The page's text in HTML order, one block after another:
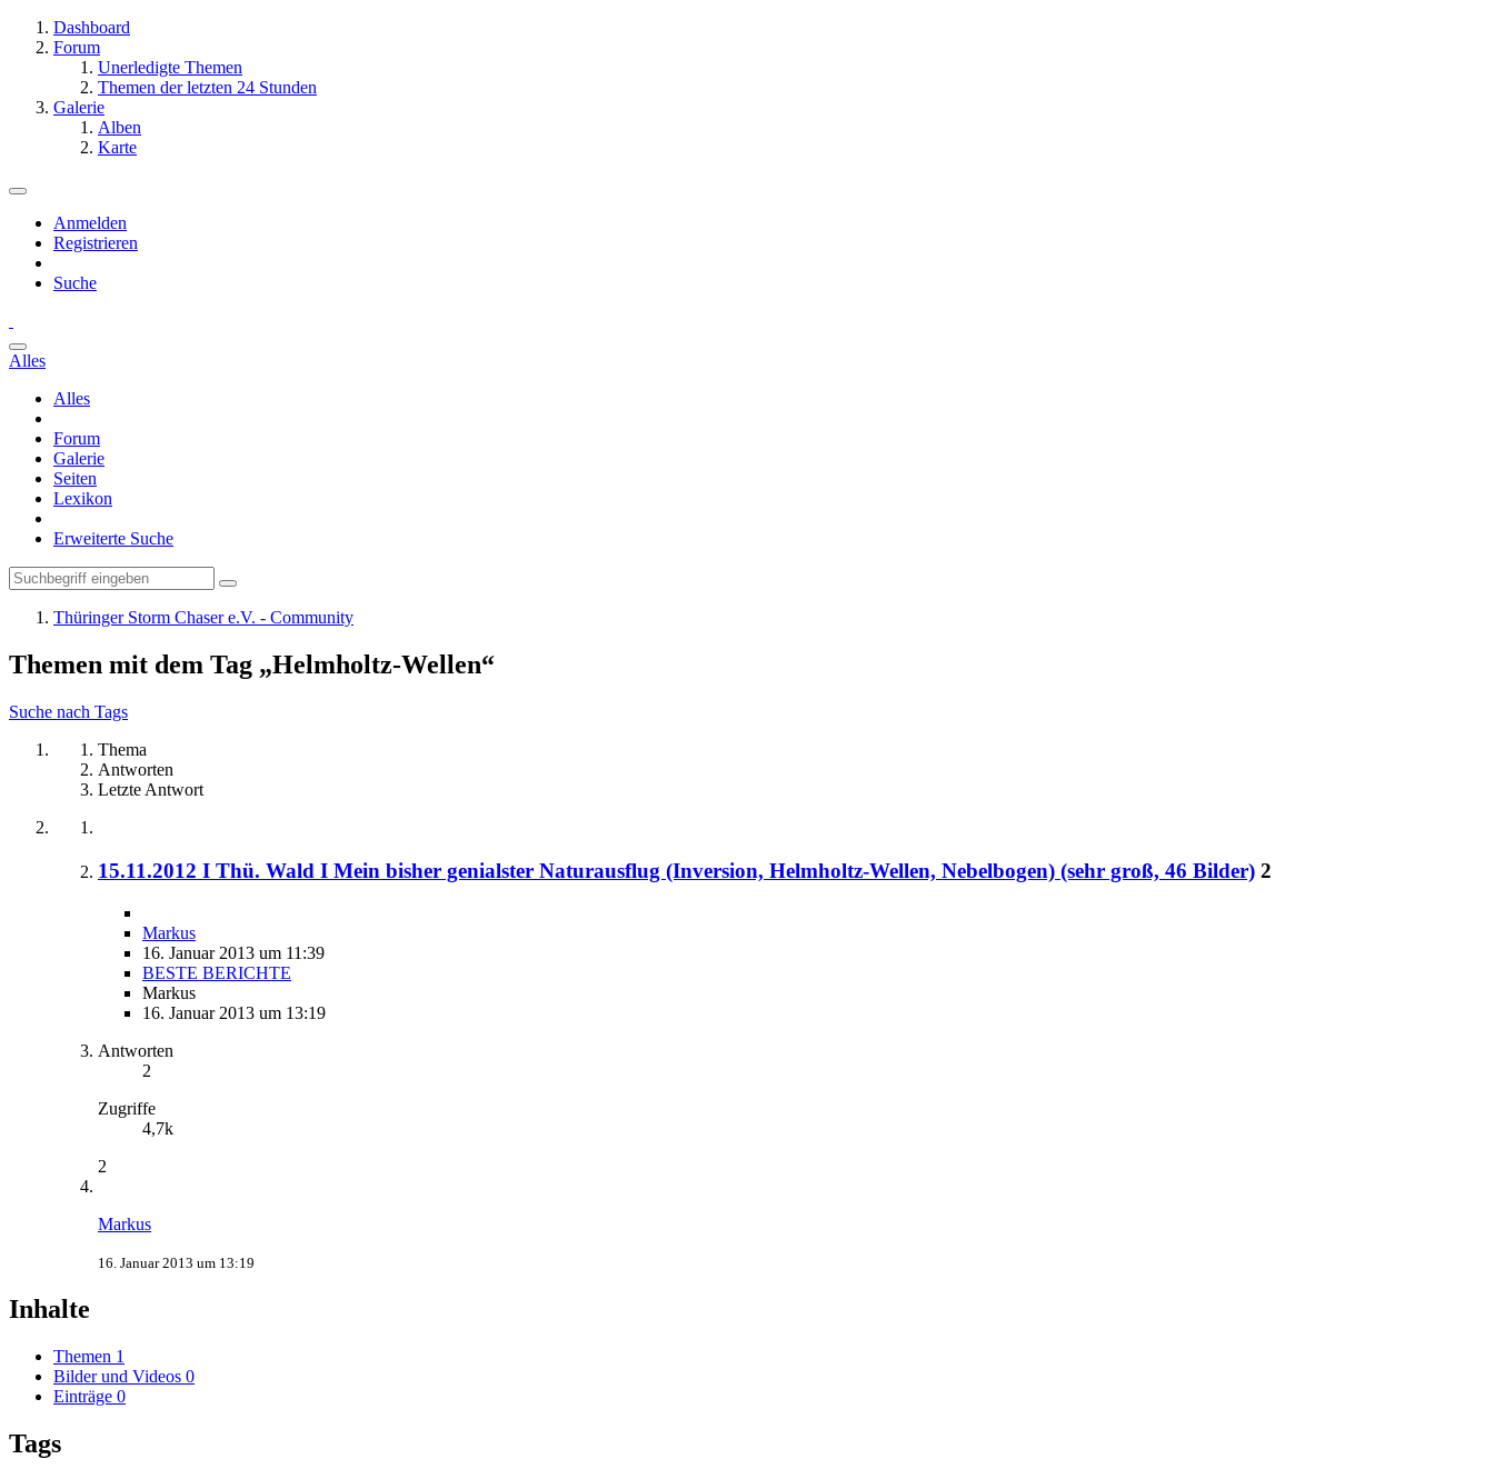
Dashboard
Forum
Unerledigte Themen
Themen der letzten 24 Stunden
Galerie
Alben
Karte
Anmelden
Registrieren
Suche
Alles
Alles
Forum
Galerie
Seiten
Lexikon
Erweiterte Suche
Thüringer Storm Chaser e.V. - Community
Themen mit dem Tag „Helmholtz-Wellen“
Suche nach Tags
Thema
Antworten
Letzte Antwort
15.11.2012 I Thü. Wald I Mein bisher genialster Naturausflug (Inversion, Helmholtz-Wellen, Nebelbogen) (sehr groß, 46 Bilder) 2
Markus
16. Januar 2013 um 11:39
BESTE BERICHTE
Markus
16. Januar 2013 um 13:19
Antworten
2
Zugriffe
4,7k
2
Markus
16. Januar 2013 um 13:19
Inhalte
Themen 1
Bilder und Videos 0
Einträge 0
Tags